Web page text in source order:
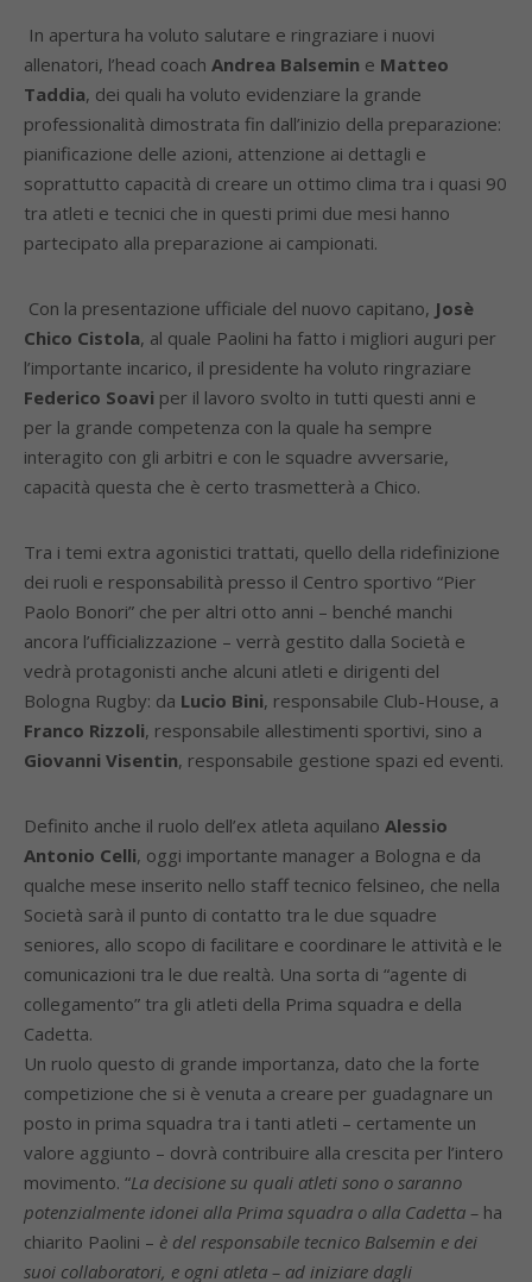
In apertura ha voluto salutare e ringraziare i nuovi
allenatori, l’head coach Andrea Balsemin e Matteo
Taddia, dei quali ha voluto evidenziare la grande
professionalità dimostrata fin dall’inizio della preparazione:
pianificazione delle azioni, attenzione ai dettagli e
soprattutto capacità di creare un ottimo clima tra i quasi 90
tra atleti e tecnici che in questi primi due mesi hanno
partecipato alla preparazione ai campionati.
Con la presentazione ufficiale del nuovo capitano, Josè
Chico Cistola, al quale Paolini ha fatto i migliori auguri per
l’importante incarico, il presidente ha voluto ringraziare
Federico Soavi per il lavoro svolto in tutti questi anni e
per la grande competenza con la quale ha sempre
interagito con gli arbitri e con le squadre avversarie,
capacità questa che è certo trasmetterà a Chico.
Tra i temi extra agonistici trattati, quello della ridefinizione
dei ruoli e responsabilità presso il Centro sportivo “Pier
Paolo Bonori” che per altri otto anni – benché manchi
ancora l’ufficializzazione – verrà gestito dalla Società e
vedrà protagonisti anche alcuni atleti e dirigenti del
Bologna Rugby: da Lucio Bini, responsabile Club-House, a
Franco Rizzoli, responsabile allestimenti sportivi, sino a
Giovanni Visentin, responsabile gestione spazi ed eventi.
Definito anche il ruolo dell’ex atleta aquilano Alessio
Antonio Celli, oggi importante manager a Bologna e da
qualche mese inserito nello staff tecnico felsineo, che nella
Società sarà il punto di contatto tra le due squadre
seniores, allo scopo di facilitare e coordinare le attività e le
comunicazioni tra le due realtà. Una sorta di “agente di
collegamento” tra gli atleti della Prima squadra e della
Cadetta.
Un ruolo questo di grande importanza, dato che la forte
competizione che si è venuta a creare per guadagnare un
posto in prima squadra tra i tanti atleti – certamente un
valore aggiunto – dovrà contribuire alla crescita per l’intero
movimento. “La decisione su quali atleti sono o saranno
potenzialmente idonei alla Prima squadra o alla Cadetta – ha
chiarito Paolini – è del responsabile tecnico Balsemin e dei
suoi collaboratori, e ogni atleta – ad iniziare dagli